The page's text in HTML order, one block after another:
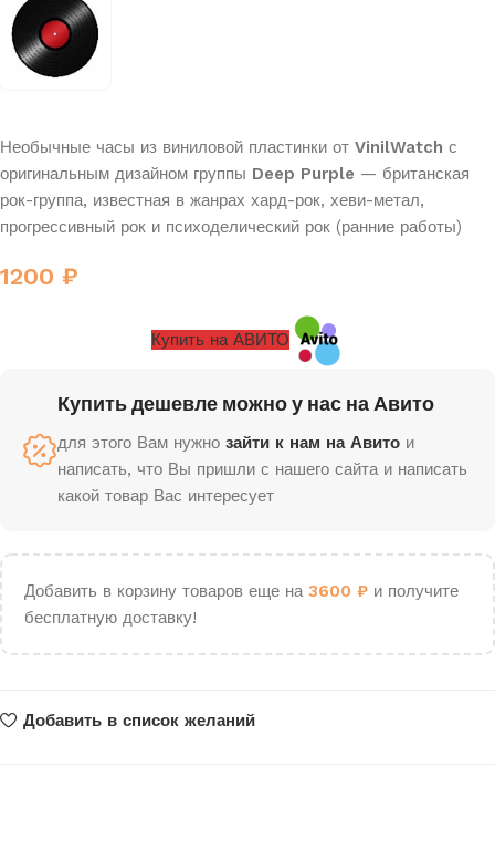
Необычные часы из виниловой пластинки от VinilWatch с
оригинальным дизайном группы Deep Purple — британская
рок-группа, известная в жанрах хард-рок, хеви-метал,
прогрессивный рок и психоделический рок (ранние работы)
1200 ₽
Купить на АВИТО
Купить дешевле можно у нас на Авито
для этого Вам нужно зайти к нам на Авито и
написать, что Вы пришли с нашего сайта и написать
какой товар Вас интересует
Добавить в корзину товаров еще на 3600 ₽ и получите
бесплатную доставку!
Добавить в список желаний